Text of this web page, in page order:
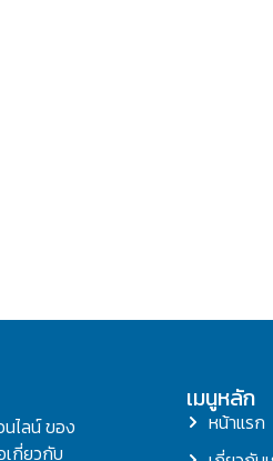
ไลน์ ของ
กี่ยวกับ
เมนูหลัก
หน้าแรก